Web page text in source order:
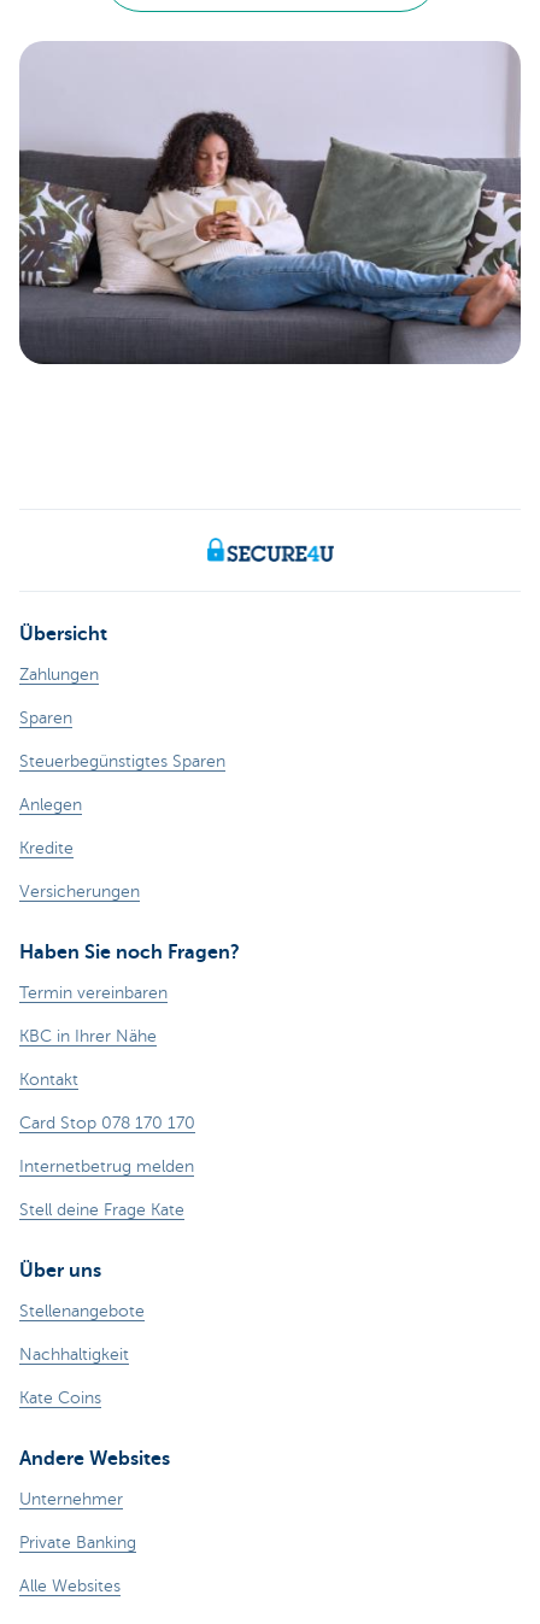
Übersicht
Zahlungen
Sparen
Steuerbegünstigtes Sparen
Anlegen
Kredite
Versicherungen
Haben Sie noch Fragen?
Termin vereinbaren
KBC in Ihrer Nähe
Kontakt
Card Stop 078 170 170
Internetbetrug melden
Stell deine Frage Kate
Über uns
Stellenangebote
Nachhaltigkeit
Kate Coins
Andere Websites
Unternehmer
Private Banking
Alle Websites